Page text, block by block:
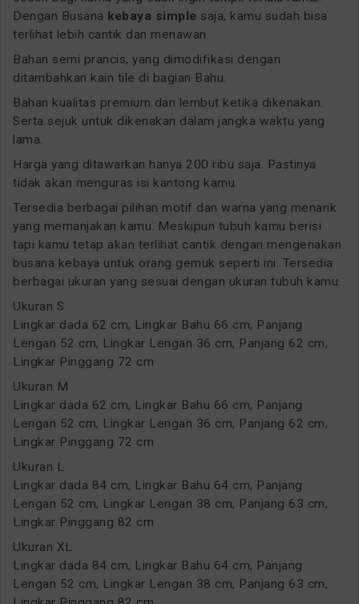
Dengan Busana kebaya simple saja, kamu sudah bisa
terlihat lebih cantik dan menawan.
Bahan semi prancis, yang dimodifikasi dengan
ditambahkan kain tile di bagian Bahu.
Bahan kualitas premium dan lembut ketika dikenakan.
Serta sejuk untuk dikenakan dalam jangka waktu yang
lama.
Harga yang ditawarkan hanya 200 ribu saja. Pastinya
tidak akan menguras isi kantong kamu.
Tersedia berbagai pilihan motif dan warna yang menarik
yang memanjakan kamu. Meskipun tubuh kamu berisi
tapi kamu tetap akan terlihat cantik dengan mengenakan
busana kebaya untuk orang gemuk seperti ini. Tersedia
berbagai ukuran yang sesuai dengan ukuran tubuh kamu.
Ukuran S
Lingkar dada 62 cm, Lingkar Bahu 66 cm, Panjang
Lengan 52 cm, Lingkar Lengan 36 cm, Panjang 62 cm,
Lingkar Pinggang 72 cm
Ukuran M
Lingkar dada 62 cm, Lingkar Bahu 66 cm, Panjang
Lengan 52 cm, Lingkar Lengan 36 cm, Panjang 62 cm,
Lingkar Pinggang 72 cm
Ukuran L
Lingkar dada 84 cm, Lingkar Bahu 64 cm, Panjang
Lengan 52 cm, Lingkar Lengan 38 cm, Panjang 63 cm,
Lingkar Pinggang 82 cm
Ukuran XL
Lingkar dada 84 cm, Lingkar Bahu 64 cm, Panjang
Lengan 52 cm, Lingkar Lengan 38 cm, Panjang 63 cm,